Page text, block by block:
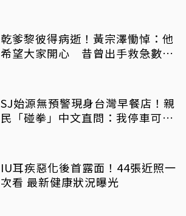
乾爹黎彼得病逝！黃宗澤慟悼：他
希望大家開心 昔曾出手救急數十
SJ始源無預警現身台灣早餐店！親
民「碰拳」中文直問：我停車可以
IU耳疾惡化後首露面！44張近照一
次看 最新健康狀況曝光